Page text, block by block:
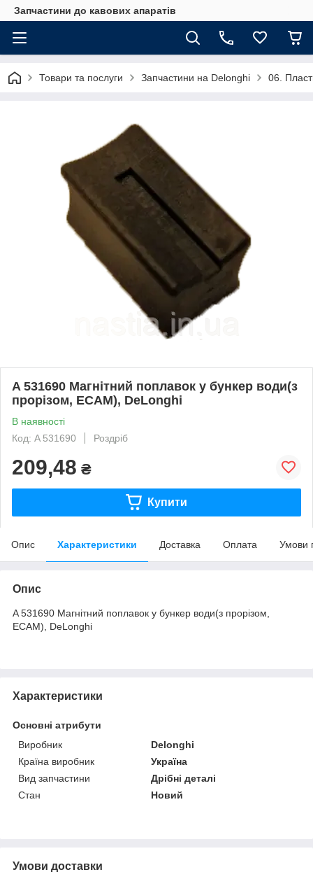
Запчастини до кавових апаратів
Товари та послуги Запчастини на Delonghi 06.
A 531690 Магнітний поплавок у бункер води(з
прорізом, ECAM), DeLonghi
В наявності
Код: A 531690
Роздріб
209,48 ₴
Купити
Опис Характеристики Доставка Оплата Умови
Опис
A 531690 Магнітний поплавок у бункер води(з прорізом,
ECAM), DeLonghi
Характеристики
Основні атрибути
Виробник
Delonghi
Країна виробник
Україна
Вид запчастини
Дрібні деталі
Стан
Новий
Умови доставки